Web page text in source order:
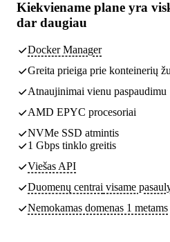
Kiekviename plane yra
dar daugiau
Docker Manager
Greita prieiga prie konteinerių
Atnaujinimai vienu paspaudimu
AMD EPYC procesoriai
NVMe SSD atmintis
1 Gbps tinklo greitis
Viešas API
Duomenų centrai visame
Nemokamas domenas 1 metams